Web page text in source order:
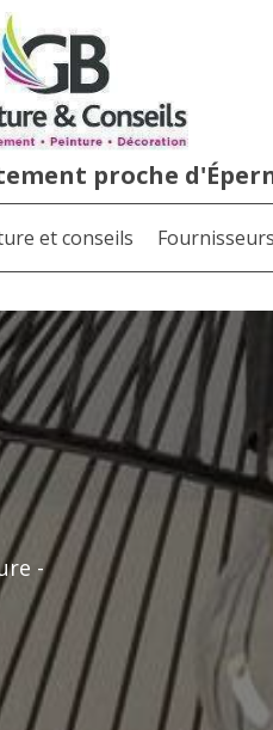
proche
et conseils Fournisseurs
-